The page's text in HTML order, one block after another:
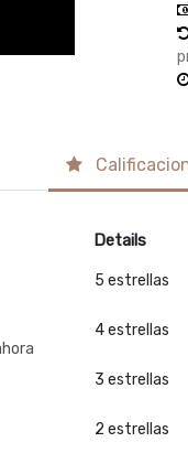
Details
5 estrellas
4 estrellas
3 estrellas
2 estrellas